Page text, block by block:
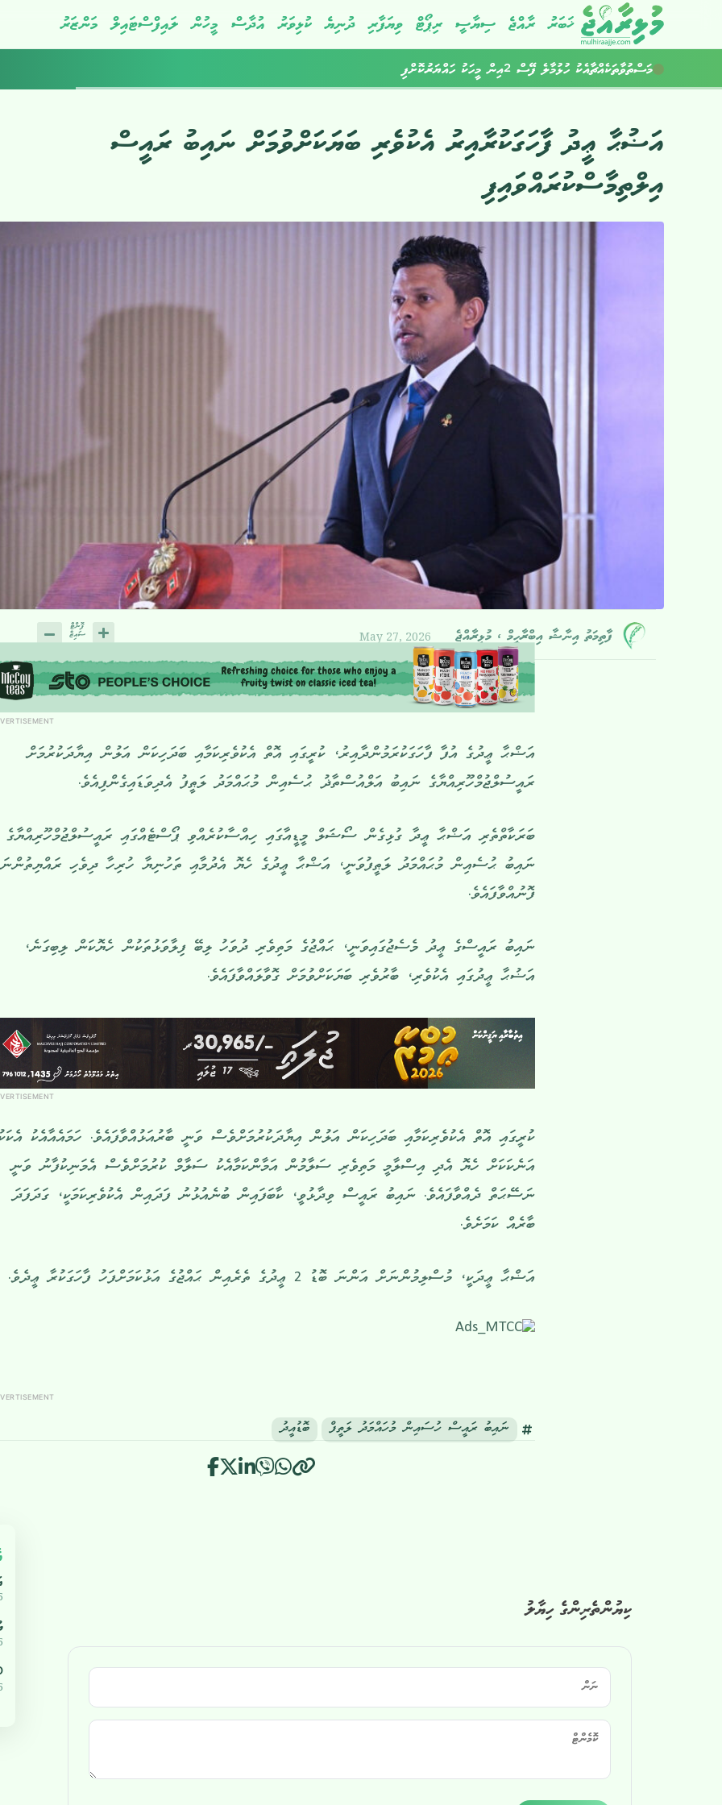
ޚަބަރު ރާއްޖެ ސިޔާސީ ރިޕޯޓް ވިޔަފާރި ދުނިޔެ ކުޅިވަރު އުދާސް މީހުން ލައިފްސްޓައިލް މަންޒަރު
މަސްތުވާތަކެއްޗާއެކު ހުޅުމާލެ ފޭސް 2އިން މީހަކު ހައްޔަރުކޮށްފި
އަޟުޙާ ޢީދު ފާހަގަކުރާއިރު އެކުވެރި ބަޔަކަށްވުމަށް ނައިބު ރައީސް
އިލްތިމާސްކުރައްވައިފި
ފާތިމަތު އިނާޝާ އިބްރާހީމް ، މުޅިރާއްޖެ May 27, 2026
އަޟްޙާ ޢީދުގެ އުފާ ފާހަގަކުރަމުންދާއިރު، ކުރީގައި އޮތް އެކުވެރިކަމާއި ބަދަހިކަން އަލުން އިޔާދަކުރުމަށް
ރައީސުލްޖުމްހޫރިއްޔާގެ ނައިބު އަލްއުސްތާޛު ޙުސެއިން މުޙައްމަދު ލަޠީފު އެދިވަޑައިގެންފިއެވެ.
ބަރަކާތްތެރި އަޟްޙާ ޢީދާ ގުޅިގެން ސޯޝަލް މީޑީއާގައި ހިއްސާކުރެއްވި ޕޯސްޓެއްގައި ރައީސުލްޖުމްހޫރިއްޔާގެ
ނައިބު ޙުސެއިން މުޙައްމަދު ލަޠީފުވަނީ، އަޟްޙާ ޢީދުގެ ހެޔޮ އެދުމާއި ތަހުނިޔާ ހުރިހާ ދިވެހި
ފޮނުއްވާފައެވެ.
ނައިބު ރައީސްގެ ޢީދު މެސެޖުގައިވަނީ، ޙައްޖުގެ މަތިވެރި ދުވަހު ލިބޭ ފިލާވަޅުތަކުން ހެޔޮކަން ލިބިގަނެ،
އަޟުޙާ ޢީދުގައި އެކުވެރި، ބާރުވެރި ބަޔަކަށްވުމަށް ގޮވާލައްވާފައެވެ.
ކުރީގައި އޮތް އެކުވެރިކަމާއި ބަދަހިކަން އަލުން އިޔާދަކުރުމަށްވެސް ވަނީ ބާރުއަޅުއްވާފައެވެ. ހަމައެއާއެކު
އަނެކަކަށް ހެޔޮ އެދި އިސްލާމީ މަތިވެރި ސަލާމުން އަމާންކަމާއެކު ސަލާމް ކުރުމަށްވެސް އެމަނިކުފާނު ވަނީ
ނަސޭޙަތް ދެއްވާފައެވެ. ނައިބު ރައީސް ވިދާޅުވީ، ކާބަފައިން ބުނެއުޅުނު ފަދައިން އެކުވެރިކަމަކީ، ގަދަފަދަ
ބާރެއް ކަމަށެވެ.
އަޟްޙާ ޢީދަކީ، މުސްލިމުންނަށް އަންނަ ބޮޑު 2 ޢީދުގެ ތެރެއިން ޙައްޖުގެ އަޅުކަމަށްފަހު ފާހަގަކުރާ ޢީދެވެ.
ނައިބު ރައީސް ހުސައިން މުހައްމަދު ލަތީފް ބޮޑުއީދު
ކިޔުންތެރިންގެ ހިޔާލު